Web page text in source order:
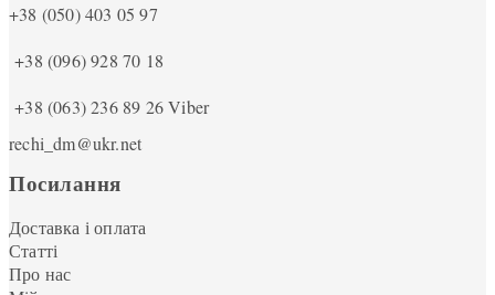
+38 (050) 403 05 97
+38 (096) 928 70 18
+38 (063) 236 89 26Viber
rechi_dm@ukr.net
Посилання
Доставка і оплата
Статті
Про нас